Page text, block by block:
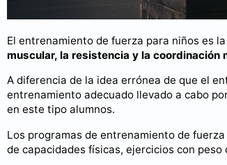
El entrenamiento de fuerza para niños es la
muscular, la resistencia y la
A diferencia de la idea errónea de que el
entrenamiento adecuado llevado a cabo
en este tipo alumnos.
Los programas de entrenamiento de
de capacidades físicas, ejercicios con